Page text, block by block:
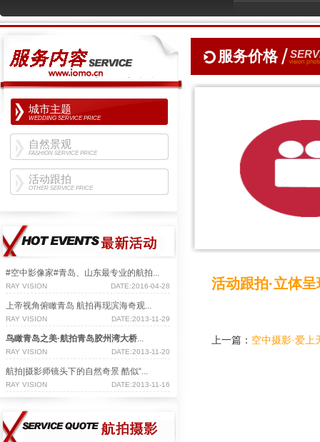
城市主题
WEDDING SERVICE PRICE
自然景观
FASHION SERVICE PRICE
活动跟拍
OTHER SERVICE PRICE
#空中影像家#青岛、山东最专业的航拍...
RAY VISION DATE:2016-04-28
上帝视角俯瞰青岛 航拍再现滨海奇观...
RAY VISION DATE:2013-11-29
鸟瞰青岛之美·航拍青岛胶州湾大桥...
RAY VISION DATE:2013-11-20
航拍|摄影师镜头下的自然奇景 酷似“...
RAY VISION DATE:2013-11-16
服务价格
活动跟拍·立体
上一篇： 空中摄影·爱上